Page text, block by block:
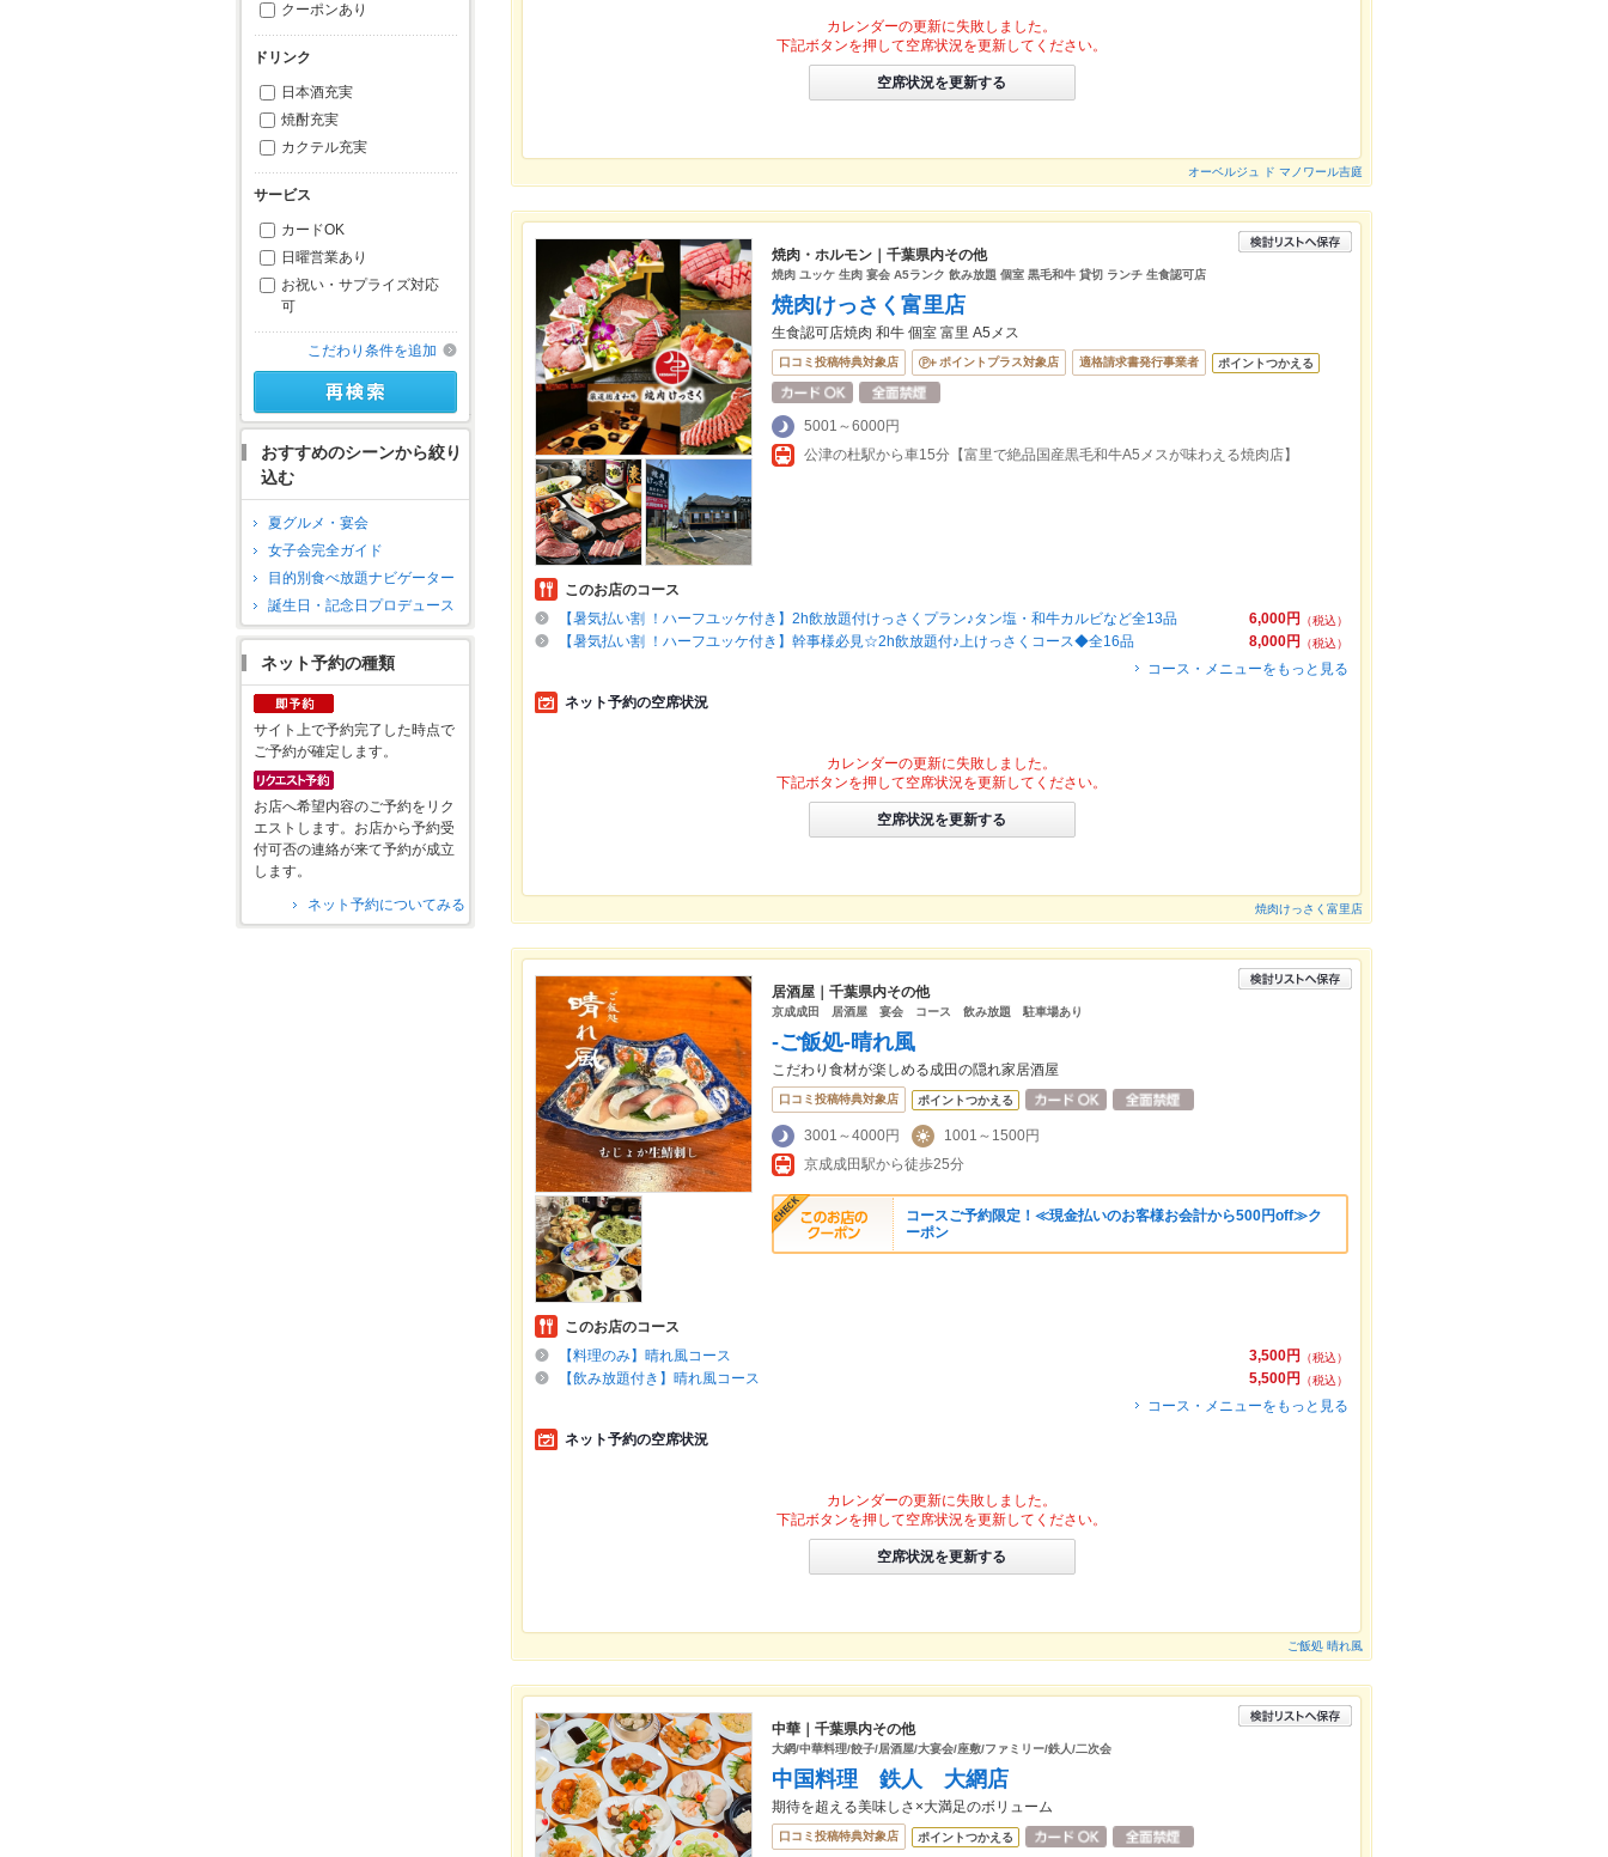
クーポンあり
ドリンク
日本酒充実
焼酎充実
カクテル充実
サービス
カードOK
日曜営業あり
お祝い・サプライズ対応
可
こだわり条件を追加
おすすめのシーンから絞り
込む
夏グルメ・宴会
女子会完全ガイド
目的別食べ放題ナビゲーター
誕生日・記念日プロデュース
ネット予約の種類
サイト上で予約完了した時点で
ご予約が確定します。
お店へ希望内容のご予約をリク
エストします。お店から予約受
付可否の連絡が来て予約が成立
します。
ネット予約についてみる
カレンダーの更新に失敗しました。
下記ボタンを押して空席状況を更新してください。
空席状況を更新する
オーベルジュ ド マノワール吉庭
焼肉・ホルモン｜千葉県内その他
焼肉 ユッケ 生肉 宴会 A5ランク 飲み放題 個室 黒毛和牛 貸切 ランチ 生食認可店
焼肉けっさく富里店
生食認可店焼肉 和牛 個室 富里 A5メス
口コミ投稿特典対象店 ポイントプラス対象店 適格請求書発行事業者 ポイントつかえる
5001～6000円
公津の杜駅から車15分【富里で絶品国産黒毛和牛A5メスが味わえる焼肉店】
このお店のコース
6,000円
（税込）
【暑気払い割 ！ハーフユッケ付き】2h飲放題付けっさくプラン♪タン塩・和牛カルビなど全13品
8,000円
（税込）
【暑気払い割 ！ハーフユッケ付き】幹事様必見☆2h飲放題付♪上けっさくコース◆全16品
コース・メニューをもっと見る
ネット予約の空席状況
カレンダーの更新に失敗しました。
下記ボタンを押して空席状況を更新してください。
空席状況を更新する
焼肉けっさく富里店
居酒屋｜千葉県内その他
京成成田 居酒屋 宴会 コース 飲み放題 駐車場あり
-ご飯処-晴れ風
こだわり食材が楽しめる成田の隠れ家居酒屋
口コミ投稿特典対象店 ポイントつかえる
3001～4000円
1001～1500円
京成成田駅から徒歩25分
コースご予約限定！≪現金払いのお客様お会計から500円off≫ク
ーポン
このお店のコース
3,500円
（税込）
【料理のみ】晴れ風コース
5,500円
（税込）
【飲み放題付き】晴れ風コース
コース・メニューをもっと見る
ネット予約の空席状況
カレンダーの更新に失敗しました。
下記ボタンを押して空席状況を更新してください。
空席状況を更新する
ご飯処 晴れ風
中華｜千葉県内その他
大網/中華料理/餃子/居酒屋/大宴会/座敷/ファミリー/鉄人/二次会
中国料理 鉄人 大網店
期待を超える美味しさ×大満足のボリューム
口コミ投稿特典対象店 ポイントつかえる